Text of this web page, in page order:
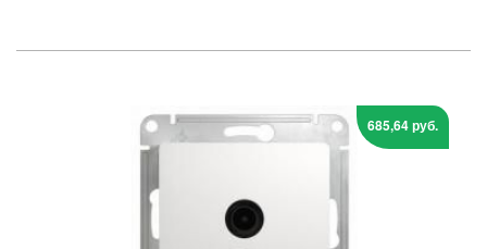
685,64 руб.